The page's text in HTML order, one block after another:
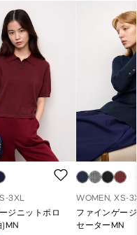
3XL
ジニットポロ
)MN
WOMEN, XS-
ファインゲー
セーターMN